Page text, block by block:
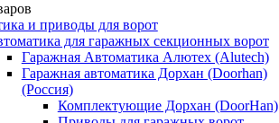
и приводы для ворот
для гаражных секционных ворот
Гаражная Автоматика Алютех (Alutech)
Гаражная автоматика Дорхан (Doorhan)
(Россия)
Комплектующие Дорхан (DoorHan)